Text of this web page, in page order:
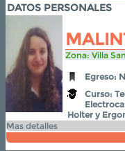
DATOS PERSONALES
Zona: Villa
Egreso:
Curso:
Holter y
Mas detalles